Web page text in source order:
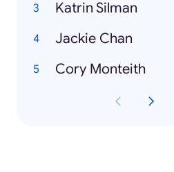
Katrin Silman
Jackie Chan
Cory Monteith